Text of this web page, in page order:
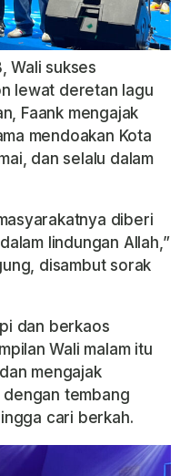
Wali sukses
lewat deretan lagu
Faank mengajak
mendoakan Kota
dan selalu dalam
diberi
lindungan Allah,”
disambut sorak
dan berkaos
Wali malam itu
mengajak
tembang
cari berkah.